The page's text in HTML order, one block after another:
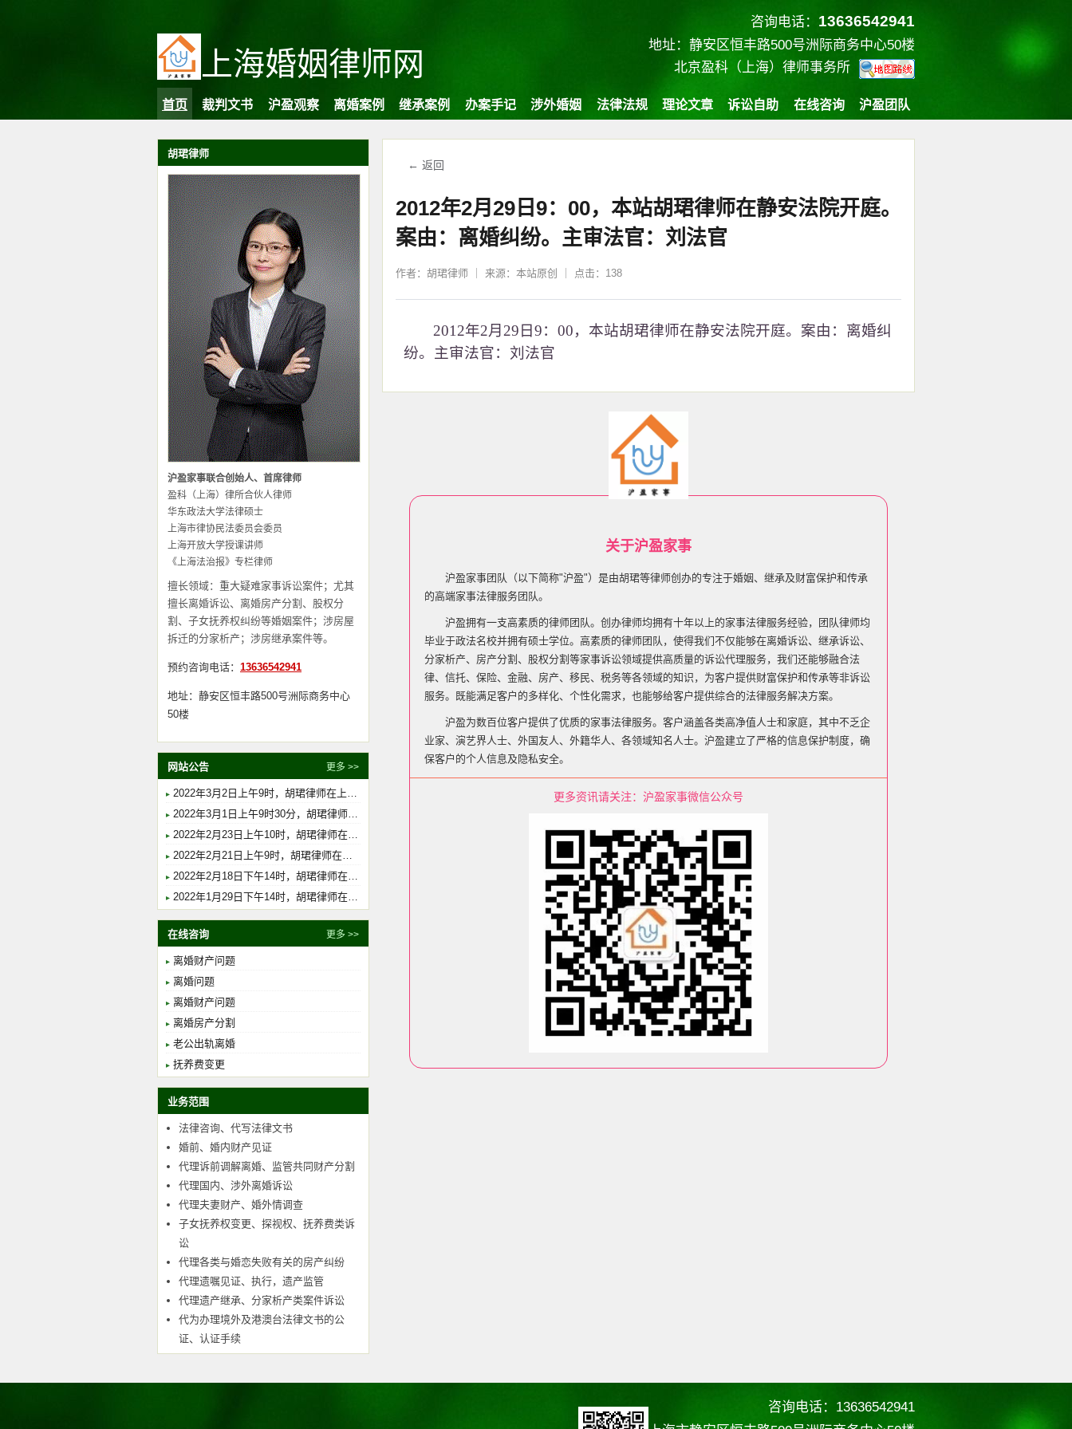
上海婚姻律师网
咨询电话： 13636542941
地址：静安区恒丰路500号洲际商务中心50楼
北京盈科（上海）律师事务所
首页 裁判文书 沪盈观察 离婚案例 继承案例 办案手记 涉外婚姻 法律法规 理论文章 诉讼自助 在线咨询 沪盈团队
胡珺律师
沪盈家事联合创始人、首席律师
盈科（上海）律所合伙人律师
华东政法大学法律硕士
上海市律协民法委员会委员
上海开放大学授课讲师
《上海法治报》专栏律师
擅长领域：重大疑难家事诉讼案件；尤其
擅长离婚诉讼、离婚房产分割、股权分
割、子女抚养权纠纷等婚姻案件；涉房屋
拆迁的分家析产；涉房继承案件等。
预约咨询电话： 13636542941
地址：静安区恒丰路500号洲际商务中心
50楼
网站公告 更多 >>
2022年3月2日上午9时，胡珺律师在上海市浦东新区人民法院开庭，案由：离婚纠纷，主审法官：沈海星。
2022年3月1日上午9时30分，胡珺律师在上海市静安区人民法院开庭，案由：行政协议无效纠纷，主审法官：马金铭。
2022年2月23日上午10时，胡珺律师在上海市虹口区人民法院开庭，案由：法定继承纠纷，主审法官：肖英。
2022年2月21日上午9时，胡珺律师在上海市浦东新区人民法院开庭，案由：法定继承纠纷，主审法官：薛斯佳。
2022年2月18日下午14时，胡珺律师在上海市浦东新区人民法院开庭，案由：遗嘱继承纠纷，主审法官：董琳琳。
2022年1月29日下午14时，胡珺律师在上海市金山区人民法院开庭，案由：离婚纠纷，主审法官：焦锐。
在线咨询 更多 >>
离婚财产问题
离婚问题
离婚财产问题
离婚房产分割
老公出轨离婚
抚养费变更
业务范围
法律咨询、代写法律文书
婚前、婚内财产见证
代理诉前调解离婚、监管共同财产分割
代理国内、涉外离婚诉讼
代理夫妻财产、婚外情调查
子女抚养权变更、探视权、抚养费类诉
讼
代理各类与婚恋失败有关的房产纠纷
代理遗嘱见证、执行，遗产监管
代理遗产继承、分家析产类案件诉讼
代为办理境外及港澳台法律文书的公
证、认证手续
← 返回
2012年2月29日9：00，本站胡珺律师在静安法院开庭。
案由：离婚纠纷。主审法官：刘法官
作者：胡珺律师 ｜ 来源：本站原创 ｜ 点击：138
2012年2月29日9：00，本站胡珺律师在静安法院开庭。案由：离婚纠
纷。主审法官：刘法官
关于沪盈家事
沪盈家事团队（以下简称"沪盈"）是由胡珺等律师创办的专注于婚姻、继承及财富保护和传承
的高端家事法律服务团队。
沪盈拥有一支高素质的律师团队。创办律师均拥有十年以上的家事法律服务经验，团队律师均
毕业于政法名校并拥有硕士学位。高素质的律师团队，使得我们不仅能够在离婚诉讼、继承诉讼、
分家析产、房产分割、股权分割等家事诉讼领域提供高质量的诉讼代理服务，我们还能够融合法
律、信托、保险、金融、房产、移民、税务等各领域的知识，为客户提供财富保护和传承等非诉讼
服务。既能满足客户的多样化、个性化需求，也能够给客户提供综合的法律服务解决方案。
沪盈为数百位客户提供了优质的家事法律服务。客户涵盖各类高净值人士和家庭，其中不乏企
业家、演艺界人士、外国友人、外籍华人、各领域知名人士。沪盈建立了严格的信息保护制度，确
保客户的个人信息及隐私安全。
更多资讯请关注：沪盈家事微信公众号
咨询电话：13636542941